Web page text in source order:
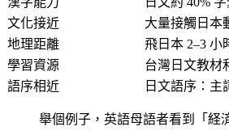
文化接近
大量接觸日本
地理距離
飛日本 2–3 小
學習資源
台灣日文教材
語序相近
日文語序：主
舉個例子，英語母語者看到「経